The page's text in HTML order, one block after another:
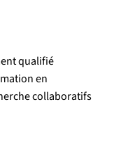
qualifié
en
collaboratifs